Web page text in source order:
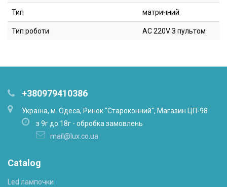
Тип матричний
Тип роботи AC 220V З пультом
+380979410386
Українa, м. Одеса, Ринок "Староконний", Магазин ЦП-98
з 9г до 18г - обробка замовлень
mail@lux.co.ua
Catalog
Led лампочки